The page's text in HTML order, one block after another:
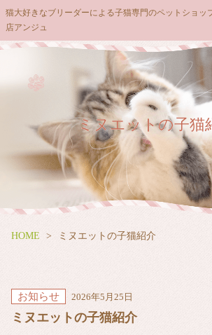
猫大好きなブリーダーによる子猫専門のペットショッ
店アンジュ
ミヌエットの子猫
HOME ミヌエットの子猫紹介
お知らせ 2026年5月25日
ミヌエットの子猫紹介